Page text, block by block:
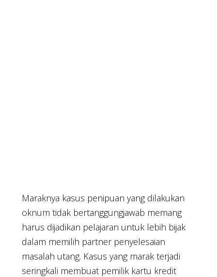
Maraknya kasus penipuan yang dilakukan
oknum tidak bertanggungjawab memang
harus dijadikan pelajaran untuk lebih bijak
dalam memilih partner penyelesaian
masalah utang. Kasus yang marak terjadi
seringkali membuat pemilik kartu kredit